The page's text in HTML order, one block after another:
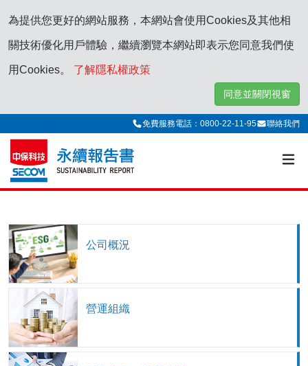
為提供您更好的網站服務，本網站會使用Cookies及其他相
關技術優化用戶體驗，繼續瀏覽本網站即表示您同意我們使
用Cookies。 了解隱私權政策
同意並關閉視窗
免費服務電話：0800-22-11-95 聯絡我們
公司概況
營運組織